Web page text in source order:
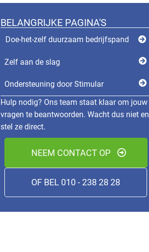
BELANGRIJKE PAGINA'S
Doe-het-zelf duurzaam bedrijfspand
Zelf aan de slag
Ondersteuning door Stimular
Hulp nodig? Ons team staat klaar om jouw
vragen te beantwoorden. Wacht dus niet en
stel ze direct.
NEEM CONTACT OP
OF BEL 010 - 238 28 28